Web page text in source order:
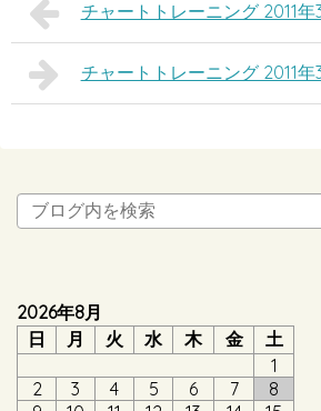
チャートトレーニング 2011年
チャートトレーニング 2011年
2026年8月
日
月 火 水 木 金
土
1
2
3 4 5 6 7
8